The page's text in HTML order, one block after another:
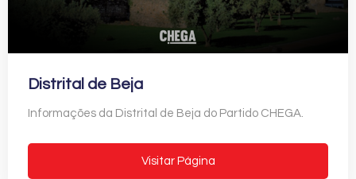
Distrital de Beja
Informações da Distrital de Beja do Partido CHEGA.
Visitar Página